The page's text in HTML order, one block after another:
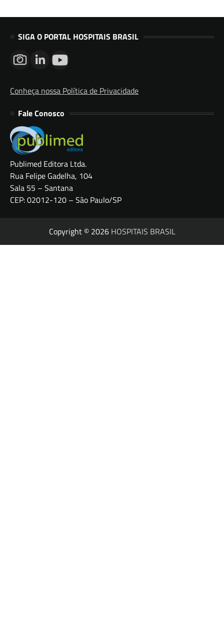
SIGA O PORTAL HOSPITAIS BRASIL
Conheça nossa Política de Privacidade
Fale Conosco
Publimed Editora Ltda.
Rua Felipe Gadelha, 104
Sala 55 – Santana
CEP: 02012-120 – São Paulo/SP
Copyright © 2026 HOSPITAIS BRASIL